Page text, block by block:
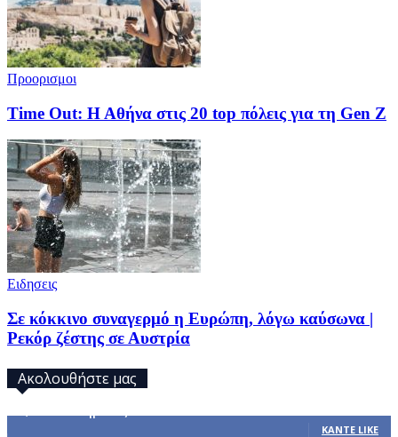
Προορισμοι
Time Out: Η Αθήνα στις 20 top πόλεις για τη Gen Z
Ειδησεις
Σε κόκκινο συναγερμό η Ευρώπη, λόγω καύσωνα |
Ρεκόρ ζέστης σε Αυστρία
Ακολουθήστε μας
ΚΆΝΤΕ LIKE